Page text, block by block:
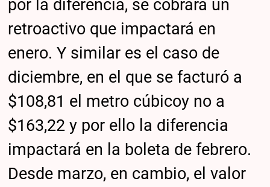
por la diferencia, se cobrará un
retroactivo que impactará en
enero. Y similar es el caso de
diciembre, en el que se facturó a
$108,81 el metro cúbicoy no a
$163,22 y por ello la diferencia
impactará en la boleta de febrero.
Desde marzo, en cambio, el valor